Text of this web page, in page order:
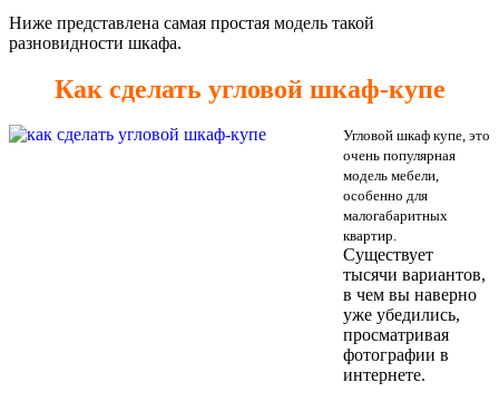
Ниже представлена самая простая модель такой
разновидности шкафа.
Как сделать угловой шкаф-купе
Угловой шкаф купе, это
очень популярная
модель мебели,
особенно для
малогабаритных
квартир.
Существует
тысячи вариантов,
в чем вы наверно
уже убедились,
просматривая
фотографии в
интернете.